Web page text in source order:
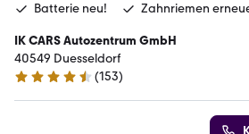
Batterie neu!
Zahnriemen
IK CARS Autozentrum GmbH
40549 Duesseldorf
4.6 Sterne
(153)